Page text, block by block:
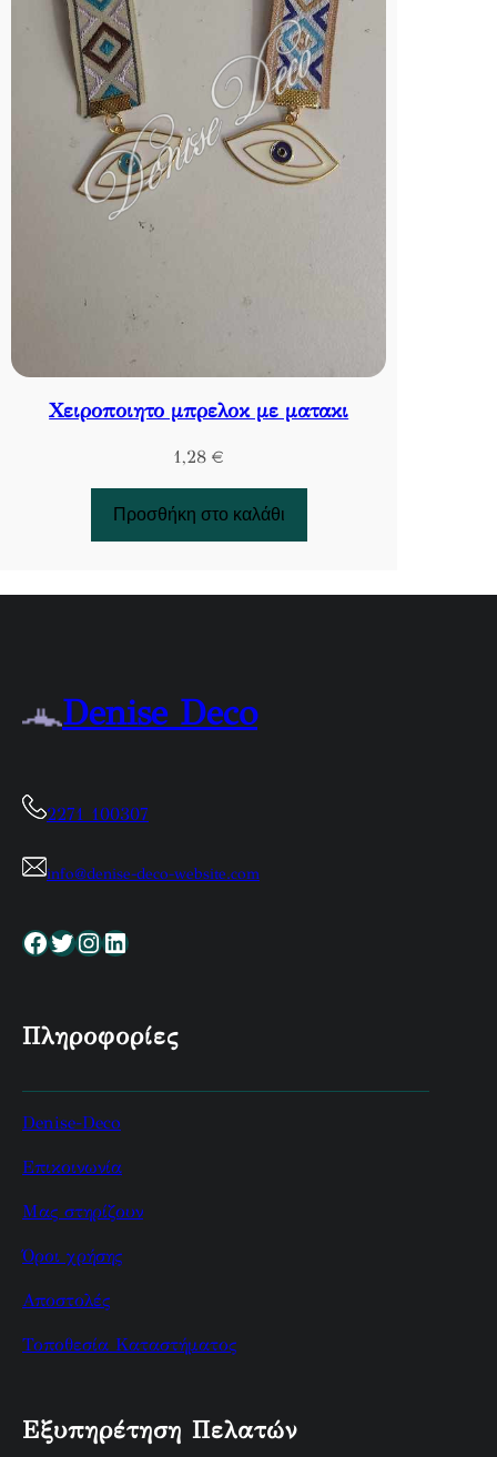
Χειροποιητο μπρελοκ με ματακι
1,28 €
Προσθήκη στο καλάθι
Denise Deco
2271 100307
info@denise-deco-website.com
Facebook Twitter InstagramLinkedin
Πληροφορίες
Denise-Deco
Επικοινωνία
Μας στηρίζουν
Όροι χρήσης
Αποστολές
Τοποθεσία Καταστήματος
Εξυπηρέτηση Πελατών